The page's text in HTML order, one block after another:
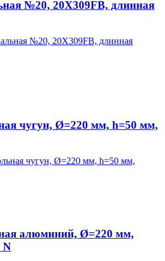
№20, 20X309FB, длинная
чугун, Ø=220 мм, h=50 мм,
алюминий, Ø=220 мм,
N